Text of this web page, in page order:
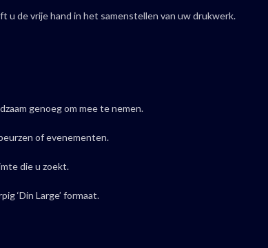
u de vrije hand in het samenstellen van uw drukwerk.
genoeg om mee te nemen.
of evenementen.
die u zoekt.
‘Din Large’ formaat.